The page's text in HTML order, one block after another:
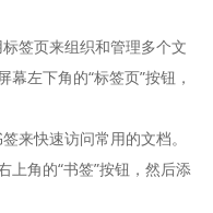
签页来组织和管理多个文
左下角的“标签页”按钮，
来快速访问常用的文档。
角的“书签”按钮，然后添